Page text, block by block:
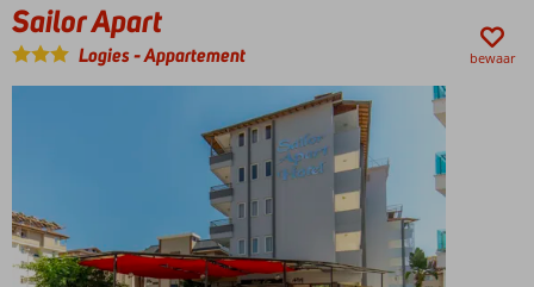
Sailor Apart
Logies-Appartement bewaar